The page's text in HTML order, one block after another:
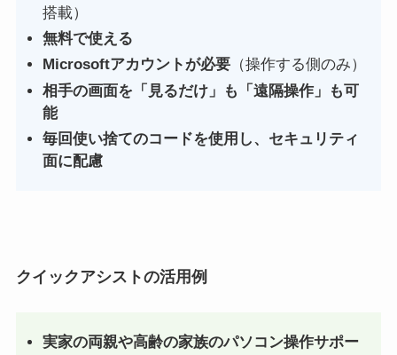
搭載）
無料で使える
Microsoftアカウントが必要（操作する側のみ）
相手の画面を「見るだけ」も「遠隔操作」も可
能
毎回使い捨てのコードを使用し、セキュリティ
面に配慮
クイックアシストの活用例
実家の両親や高齢の家族のパソコン操作サポー